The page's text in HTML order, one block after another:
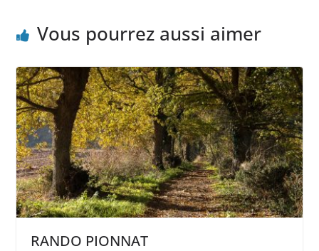
Vous pourrez aussi aimer
RANDO PIONNAT